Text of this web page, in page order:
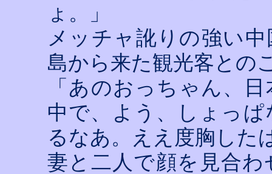
ょ。」
メッチャ訛りの強い
島から来た観光客との
「あのおっちゃん、
中で、よう、しょっ
るなあ。ええ度胸した
妻と二人で顔を見合